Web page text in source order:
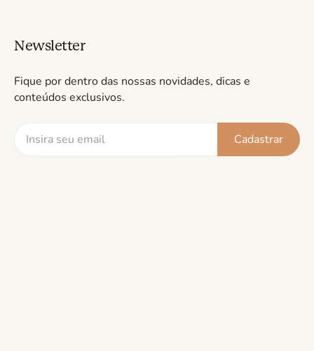
Newsletter
Fique por dentro das nossas novidades, dicas e
conteúdos exclusivos.